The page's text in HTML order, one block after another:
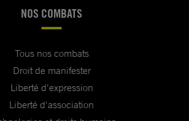
torture et autres mauvais
traitements.
Monsieur le Ministre de la
de notre très haute
NOS COMBATS
Tous nos combats
Droit de manifester
Liberté d'expression
Liberté d'association